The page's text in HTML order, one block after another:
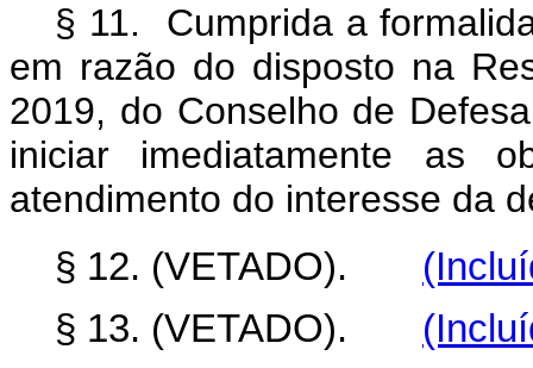
§ 11. Cumprida a
em razão do disposto na
2019, do Conselho de
iniciar imediatamente as
atendimento do interesse da
§ 12. (VETADO).
§ 13. (VETADO).